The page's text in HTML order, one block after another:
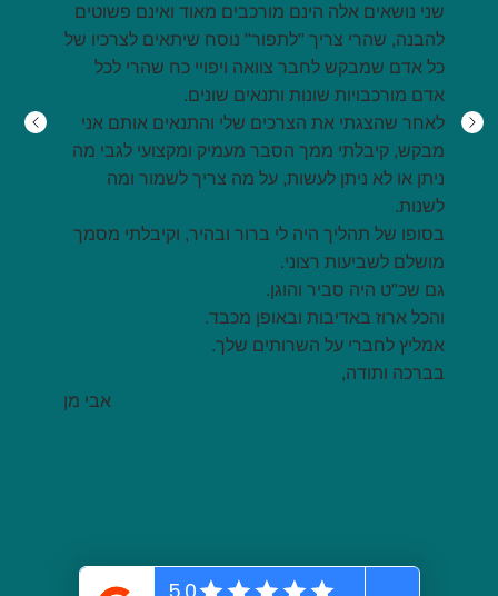
שני נושאים אלה הינם מורכבים מאוד ואינם פשוטים
להבנה, שהרי צריך "לתפור" נוסח שיתאים לצרכיו של
כל אדם שמבקש לחבר צוואה ויפויי כח שהרי לכל
אדם מורכבויות שונות ותנאים שונים.
לאחר שהצגתי את הצרכים שלי והתנאים אותם אני
מבקש, קיבלתי ממך הסבר מעמיק ומקצועי לגבי מה
ניתן או לא ניתן לעשות, על מה צריך לשמור ומה
לשנות.
בסופו של תהליך היה לי ברור ובהיר, וקיבלתי מסמך
מושלם לשביעות רצוני.
גם שכ"ט היה סביר והוגן.
והכל ארוז באדיבות ובאופן מכבד.
אמליץ לחברי על השרותים שלך.
בברכה ותודה,
אבי מן